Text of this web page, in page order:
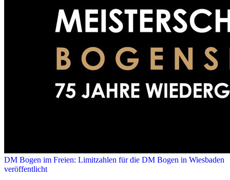
DM Bogen im Freien: Limitzahlen für die DM Bogen in Wiesbaden
veröffentlicht